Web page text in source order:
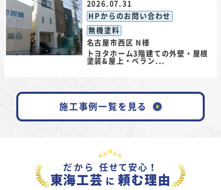
2026.07.31
HPからのお問い合わせ
無機塗料
名古屋市西区 N様
トヨタホーム3階建ての外壁・屋根
塗装&屋上・ベラン...
施工事例一覧を見る
だから 任せて安心！
東海工芸 に 頼む理由